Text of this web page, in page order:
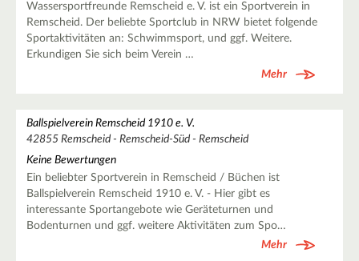
Wassersportfreunde Remscheid e. V. ist ein Sportverein in
Remscheid. Der beliebte Sportclub in NRW bietet folgende
Sportaktivitäten an: Schwimmsport, und ggf. Weitere.
Erkundigen Sie sich beim Verein …
Mehr
Ballspielverein Remscheid 1910 e. V.
42855 Remscheid - Remscheid-Süd - Remscheid
Keine Bewertungen
Ein beliebter Sportverein in Remscheid / Büchen ist
Ballspielverein Remscheid 1910 e. V. - Hier gibt es
interessante Sportangebote wie Geräteturnen und
Bodenturnen und ggf. weitere Aktivitäten zum Spo…
Mehr